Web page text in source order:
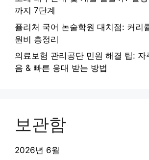
까지 7단계
퓰리처 국어 논술학원 대치점: 커리
원비 총정리
의료보험 관리공단 민원 해결 팁: 자
음 & 빠른 응대 받는 방법
보관함
2026년 6월